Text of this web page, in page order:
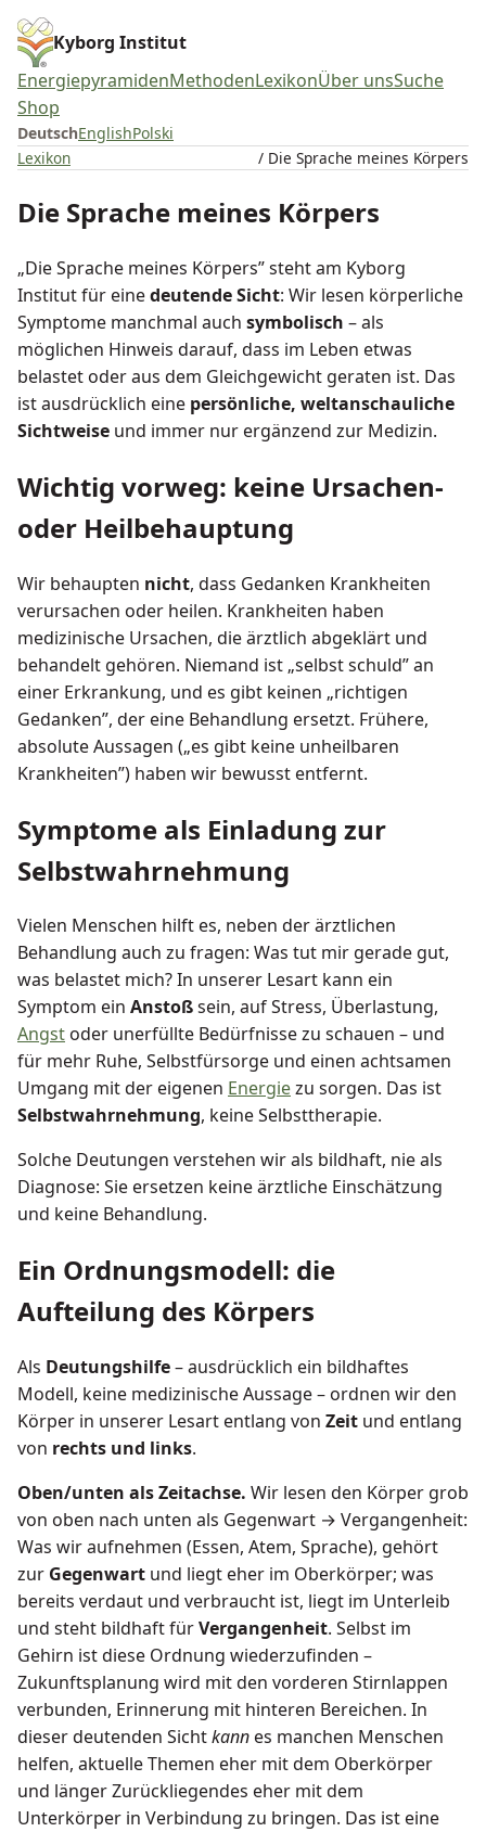
Kyborg Institut
EnergiepyramidenMethodenLexikonÜber unsSuche
Shop
DeutschEnglishPolski
Lexikon
/ Die Sprache meines Körpers
Die Sprache meines Körpers
„Die Sprache meines Körpers” steht am Kyborg
Institut für einedeutende Sicht: Wir lesen körperliche
Symptome manchmal auch symbolisch – als
möglichen Hinweis darauf, dass im Leben etwas
belastet oder aus dem Gleichgewicht geraten ist. Das
ist ausdrücklich eine persönliche, weltanschauliche
Sichtweise und immer nur ergänzend zur Medizin.
Wichtig vorweg: keine Ursachen-
oder Heilbehauptung
Wir behaupten nicht, dass Gedanken Krankheiten
verursachen oder heilen. Krankheiten haben
medizinische Ursachen, die ärztlich abgeklärt und
behandelt gehören. Niemand ist „selbst schuld” an
einer Erkrankung, und es gibt keinen „richtigen
Gedanken”, der eine Behandlung ersetzt. Frühere,
absolute Aussagen („es gibt keine unheilbaren
Krankheiten”) haben wir bewusst entfernt.
Symptome als Einladung zur
Selbstwahrnehmung
Vielen Menschen hilft es, neben der ärztlichen
Behandlung auch zu fragen: Was tut mir gerade gut,
was belastet mich? In unserer Lesart kann ein
Symptom ein Anstoßsein, auf Stress, Überlastung,
Angst oder unerfüllte Bedürfnisse zu schauen – und
für mehr Ruhe, Selbstfürsorge und einen achtsamen
Umgang mit der eigenen Energiezu sorgen. Das ist
Selbstwahrnehmung, keine Selbsttherapie.
Solche Deutungen verstehen wir als bildhaft, nie als
Diagnose: Sie ersetzen keine ärztliche Einschätzung
und keine Behandlung.
Ein Ordnungsmodell: die
Aufteilung des Körpers
Als Deutungshilfe– ausdrücklich ein bildhaftes
Modell, keine medizinische Aussage – ordnen wir den
Körper in unserer Lesart entlang von Zeit und entlang
von rechts und links.
Oben/unten als Zeitachse. Wir lesen den Körper grob
von oben nach unten als Gegenwart → Vergangenheit:
Was wir aufnehmen (Essen, Atem, Sprache), gehört
zur Gegenwart und liegt eher im Oberkörper; was
bereits verdaut und verbraucht ist, liegt im Unterleib
und steht bildhaft fürVergangenheit. Selbst im
Gehirn ist diese Ordnung wiederzufinden –
Zukunftsplanung wird mit den vorderen Stirnlappen
verbunden, Erinnerung mit hinteren Bereichen. In
dieser deutenden Sichtkann es manchen Menschen
helfen, aktuelle Themen eher mit dem Oberkörper
und länger Zurückliegendes eher mit dem
Unterkörper in Verbindung zu bringen. Das ist eine